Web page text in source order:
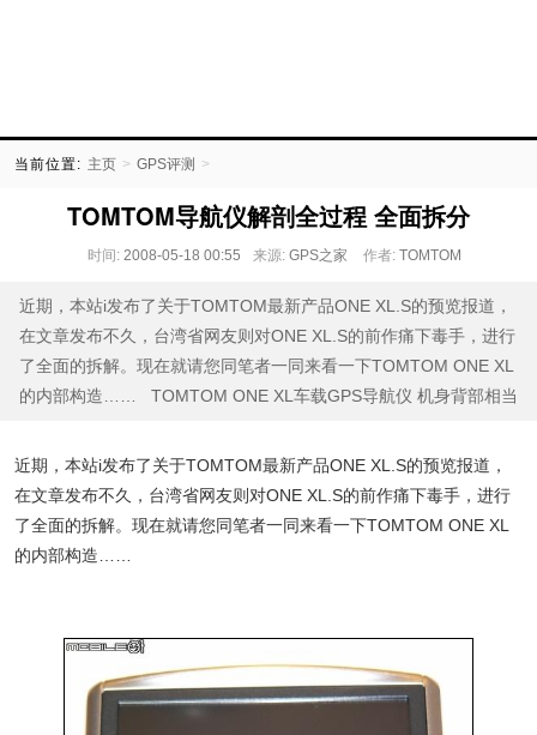
当前位置: 主页 > GPS评测 >
TOMTOM导航仪解剖全过程 全面拆分
时间: 2008-05-18 00:55 来源: GPS之家 作者: TOMTOM
近期，本站i发布了关于TOMTOM最新产品ONE XL.S的预览报道，
在文章发布不久，台湾省网友则对ONE XL.S的前作痛下毒手，进行
了全面的拆解。现在就请您同笔者一同来看一下TOMTOM ONE XL
的内部构造…… TOMTOM ONE XL车载GPS导航仪 机身背部相当
近期，本站i发布了关于TOMTOM最新产品ONE XL.S的预览报道，
在文章发布不久，台湾省网友则对ONE XL.S的前作痛下毒手，进行
了全面的拆解。现在就请您同笔者一同来看一下TOMTOM ONE XL
的内部构造……